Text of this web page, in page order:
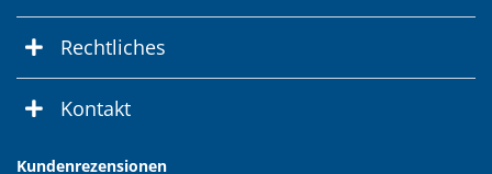
Rechtliches
Kontakt
Kundenrezensionen